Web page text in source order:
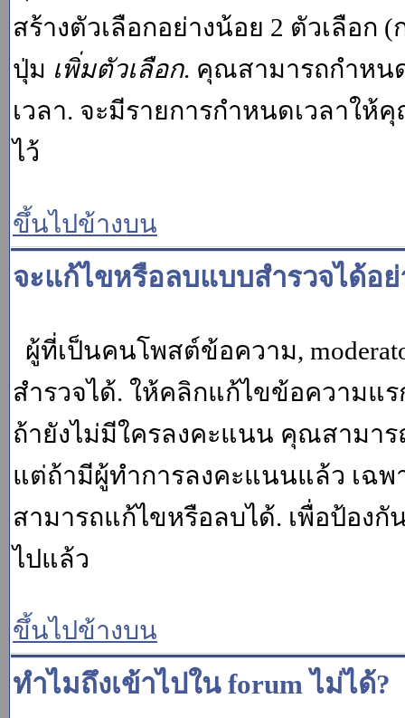
สร้างตัวเลือกอย่างน้อย 2 ตัวเลือก
ปุ่ม เพิ่มตัวเลือก. คุณสามารถกำหน
เวลา. จะมีรายการกำหนดเวลาให้
ไว้
ขึ้นไปข้างบน
จะแก้ไขหรือลบแบบสำรวจได้อย่
ผู้ที่เป็นคนโพสต์ข้อความ,
สำรวจได้. ให้คลิกแก้ไขข้อความแ
ถ้ายังไม่มีใครลงคะแนน คุณสามา
แต่ถ้ามีผู้ทำการลงคะแนนแล้ว เฉพา
สามารถแก้ไขหรือลบได้. เพื่อป้อง
ไปแล้ว
ขึ้นไปข้างบน
ทำไมถึงเข้าไปใน forum ไม่ได้?